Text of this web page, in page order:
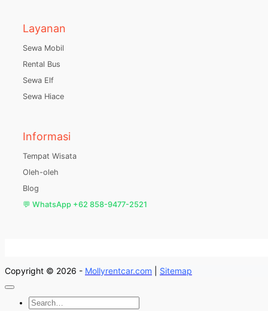
Layanan
Sewa Mobil
Rental Bus
Sewa Elf
Sewa Hiace
Informasi
Tempat Wisata
Oleh-oleh
Blog
💬 WhatsApp +62 858-9477-2521
Copyright © 2026 - Mollyrentcar.com Sitemap